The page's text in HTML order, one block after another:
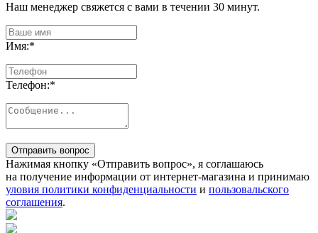
Наш менеджер свяжется с вами в течении 30 минут.
Имя:*
Телефон:*
Отправить вопрос
Нажимая кнопку «Отправить вопрос», я соглашаюсь
на получение информации от интернет-магазина и принимаю
уловия политики конфиденциальности и пользовальского
соглашения.